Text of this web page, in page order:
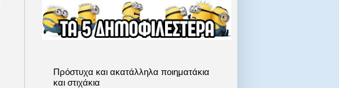
Πρόστυχα και ακατάλληλα ποιηματάκια
και στιχάκια